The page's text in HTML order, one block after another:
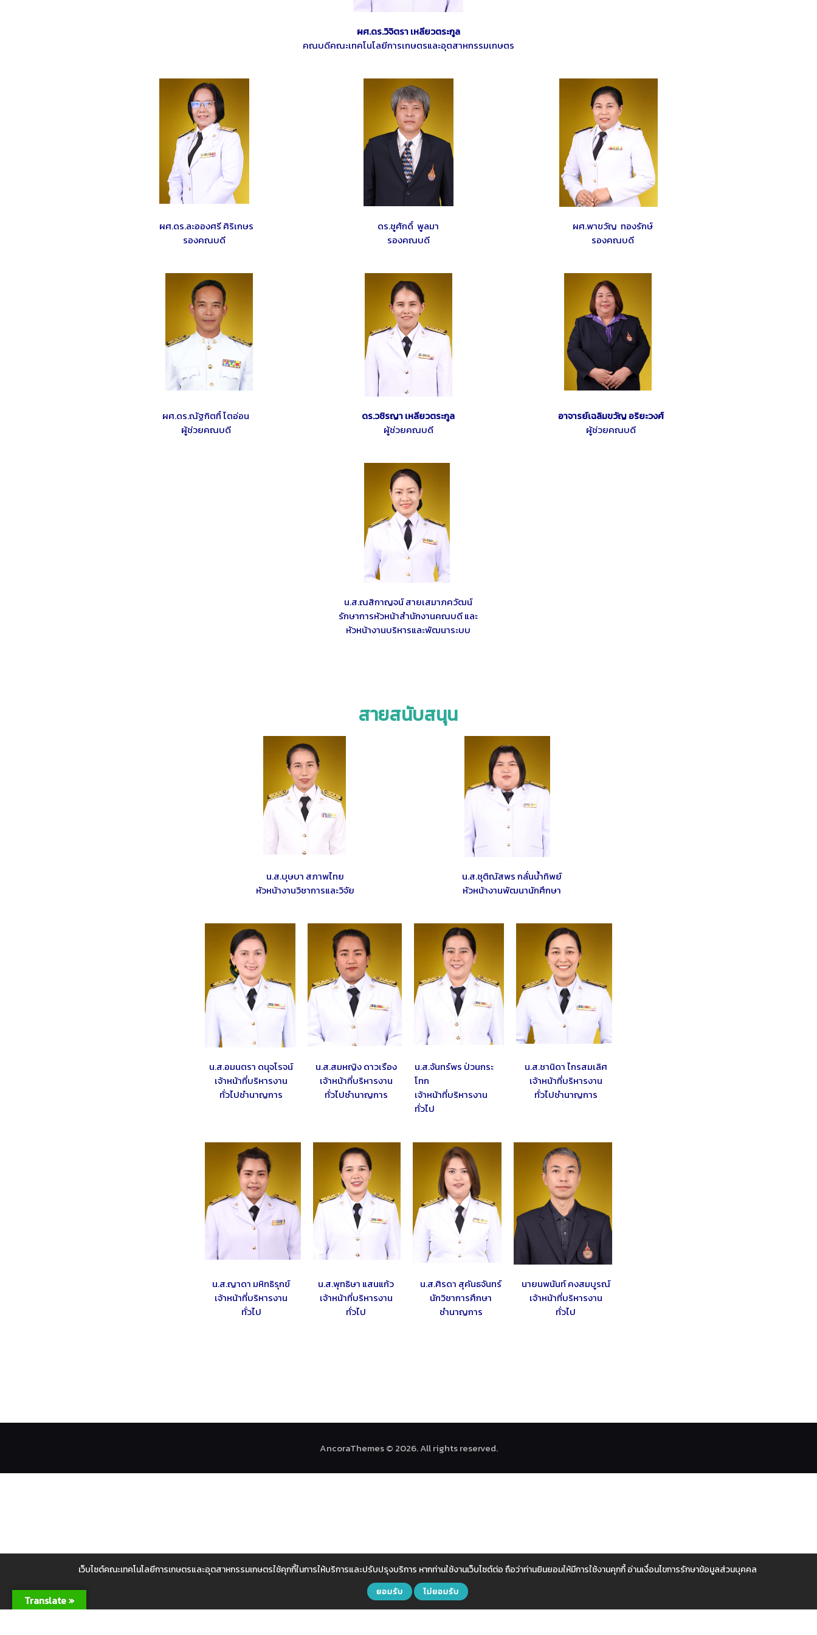
เว็บไซต์คณะเทคโนโลยีการเกษตรและอุตสาหกรรมเกษตรใช้คุกกี้ในการให้บริการและปรับปรุงบริการ หากท่านใช้งานเว็บไซต์ต่อ ถือว่าท่านยินยอมให้มีการใช้งานคุกกี้อ่านเงื่อนไขการรักษาข้อมูลส่วนบุคคล
ยอมรับ ไม่ยอมรับ
ผศ.ดร.วิจิตรา เหลียวตระกูล
คณบดีคณะเทคโนโลยีการเกษตรและอุตสาหกรรมเกษตร
ผศ.ดร.ละอองศรี ศิริเกษร
รองคณบดี
ดร.ชูศักดิ์ พูลมา
รองคณบดี
ผศ.พาขวัญ ทองรักษ์
รองคณบดี
ผศ.ดร.ณัฐกิตทิ์ โตอ่อน
ผู้ช่วยคณบดี
ดร.วชิรญา เหลียวตระกูล
ผู้ช่วยคณบดี
อาจารย์เฉลิมขวัญ อริยะวงศ์
ผู้ช่วยคณบดี
น.ส.ณสิกาญจน์ สายเสมาภควัฒน์
รักษาการหัวหน้าสำนักงานคณบดี และ
หัวหน้างานบริหารและพัฒนาระบบ
สายสนับสนุน
น.ส.บุษบา สภาพไทย
หัวหน้างานวิชาการและวิจัย
น.ส.ชุติณัสพร กลั่นน้ำทิพย์
หัวหน้างานพัฒนานักศึกษา
น.ส.อมนตรา ดนุจโรจน์
เจ้าหน้าที่บริหารงาน
ทั่วไปชำนาญการ
น.ส.สมหญิง ดาวเรือง
เจ้าหน้าที่บริหารงาน
ทั่วไปชำนาญการ
น.ส.จันทร์พร ป่วนกระ
โทก
เจ้าหน้าที่บริหารงาน
ทั่วไป
น.ส.ชานิดา ไกรสมเลิศ
เจ้าหน้าที่บริหารงาน
ทั่วไปชำนาญการ
น.ส.ญาดา มหิทธิรุกข์
เจ้าหน้าที่บริหารงาน
ทั่วไป
น.ส.พุทธิษา แสนแก้ว
เจ้าหน้าที่บริหารงาน
ทั่วไป
น.ส.ศิรดา สุคันธจันทร์
นักวิชาการศึกษา
ชำนาญการ
นายนพนันท์ คงสมบูรณ์
เจ้าหน้าที่บริหารงาน
ทั่วไป
AncoraThemes © 2026. All rights reserved.
Translate »